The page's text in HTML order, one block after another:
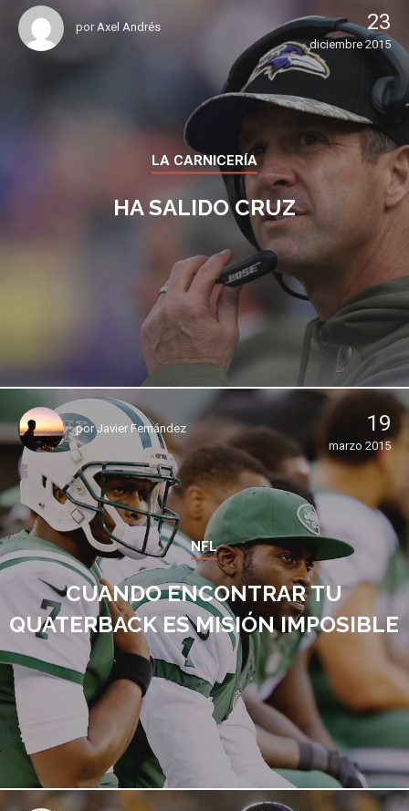
porAxel Andrés 23
diciembre 2015
LA CARNICERÍA
HA SALIDO CRUZ
porJavier Fernández 19
marzo 2015
NFL
CUANDO ENCONTRAR TU
QUATERBACK ES MISIÓN IMPOSIBLE